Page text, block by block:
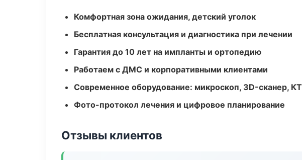
Комфортная зона ожидания, детский уголок
Бесплатная консультация и диагностика при лечении
Гарантия до 10 лет на импланты и ортопедию
Работаем с ДМС и корпоративными клиентами
Современное оборудование: микроскоп, 3D-сканер, КТ
Фото-протокол лечения и цифровое планирование
Отзывы клиентов